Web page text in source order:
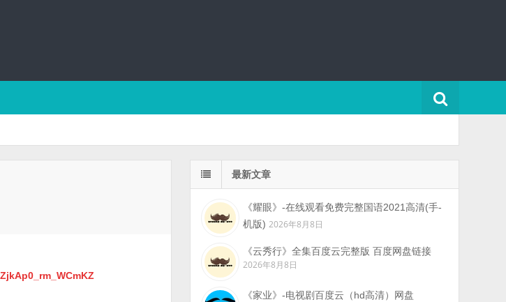
最新文章
《耀眼》-在线观看免费完整国语2021高清(手-
机版) 2026年8月8日
《云秀行》全集百度云完整版 百度网盘链接
2026年8月8日
《家业》-电视剧百度云（hd高清）网盘